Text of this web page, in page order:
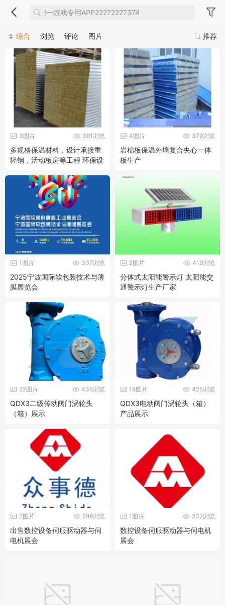
推荐
综合 浏览 评论 图片
381浏览
3图片
多规格保温材料，设计承接重
轻钢，活动板房等工程 环保设
379浏览
4图片
岩棉板保温外墙复合夹心一体
板生产
307浏览
1图片
2025宁波国际软包装技术与薄
膜展览会
419浏览
2图片
分体式太阳能警示灯 太阳能交
通警示灯生产厂家
436浏览
22图片
QDX3二级传动阀门涡轮头
（箱）展示
425浏览
18图片
QDX3电动阀门涡轮头（箱）
产品展示
289浏览
2图片
出售数控设备伺服驱动器与伺
电机展会
232浏览
1图片
数控设备伺服驱动器与伺电机
展会